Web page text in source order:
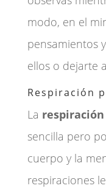
modo, en el
pensamientos
ellos o dejarte
Respiración
La
sencilla pero
cuerpo y la
respiraciones